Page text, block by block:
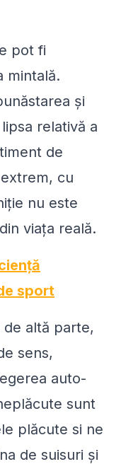
pot fi
mintală.
și
relativă a
de
cu
nu este
viața reală.
sport
altă parte,
sens,
auto-
sunt
plăcute si ne
de suisuri și